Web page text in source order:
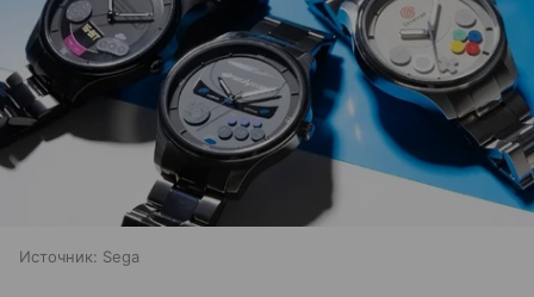
Источник: Sega